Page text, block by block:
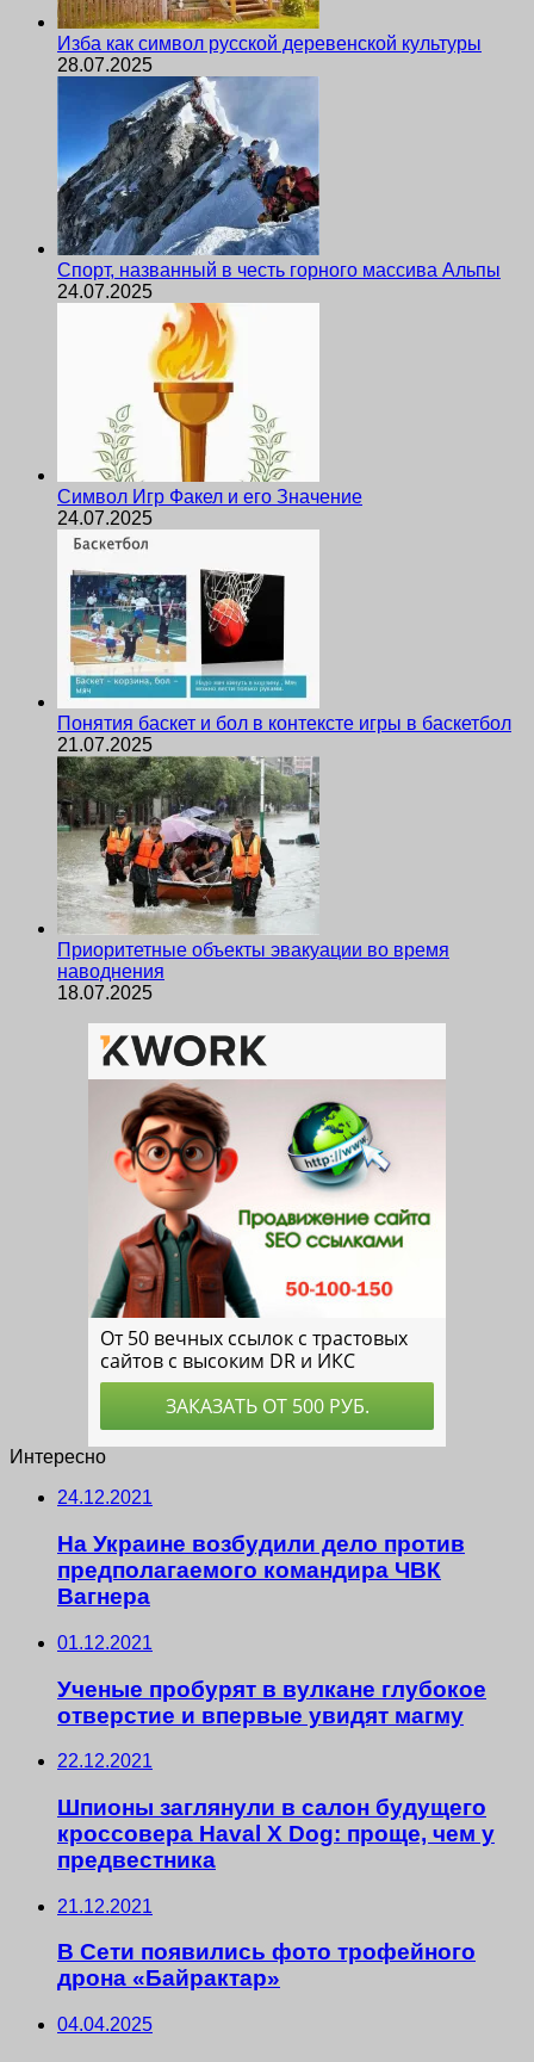
Изба как символ русской деревенской культуры
28.07.2025
Спорт, названный в честь горного массива Альпы
24.07.2025
Символ Игр Факел и его Значение
24.07.2025
Понятия баскет и бол в контексте игры в баскетбол
21.07.2025
Приоритетные объекты эвакуации во время
наводнения
18.07.2025
Интересно
24.12.2021
На Украине возбудили дело против
предполагаемого командира ЧВК
Вагнера
01.12.2021
Ученые пробурят в вулкане глубокое
отверстие и впервые увидят магму
22.12.2021
Шпионы заглянули в салон будущего
кроссовера Haval X Dog: проще, чем у
предвестника
21.12.2021
В Сети появились фото трофейного
дрона «Байрактар»
04.04.2025